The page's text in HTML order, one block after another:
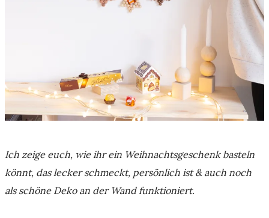
Ich zeige euch, wie ihr ein Weihnachtsgeschenk basteln
könnt, das lecker schmeckt, persönlich ist & auch noch
als schöne Deko an der Wand funktioniert.